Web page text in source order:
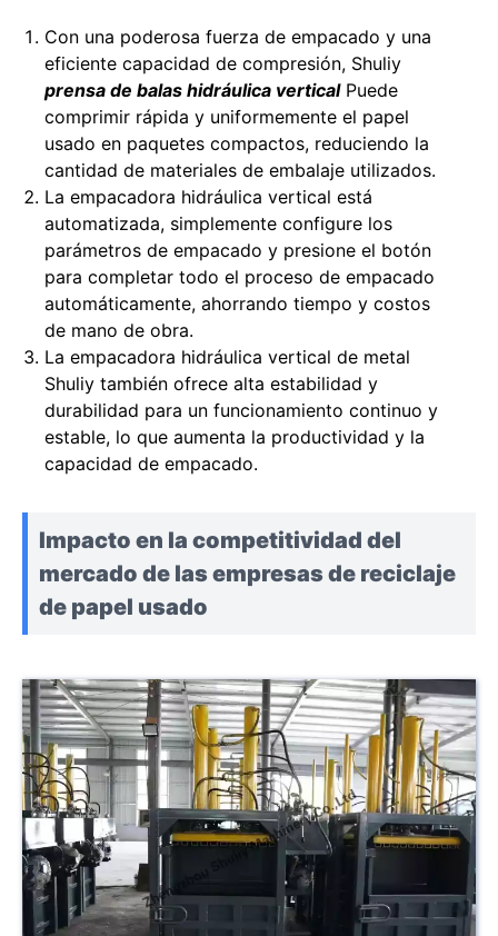
Con una poderosa fuerza de empacado y una
eficiente capacidad de compresión, Shuliy
prensa de balas hidráulica verticalPuede
comprimir rápida y uniformemente el papel
usado en paquetes compactos, reduciendo la
cantidad de materiales de embalaje utilizados.
La empacadora hidráulica vertical está
automatizada, simplemente configure los
parámetros de empacado y presione el botón
para completar todo el proceso de empacado
automáticamente, ahorrando tiempo y costos
de mano de obra.
La empacadora hidráulica vertical de metal
Shuliy también ofrece alta estabilidad y
durabilidad para un funcionamiento continuo y
estable, lo que aumenta la productividad y la
capacidad de empacado.
Impacto en la competitividad del
mercado de las empresas de reciclaje
de papel usado